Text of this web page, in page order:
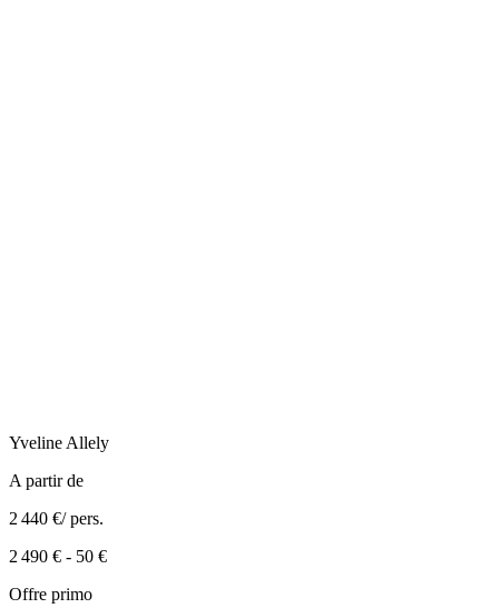
Yveline Allely
A partir de
2 440 €/ pers.
2 490 € - 50 €
Offre primo